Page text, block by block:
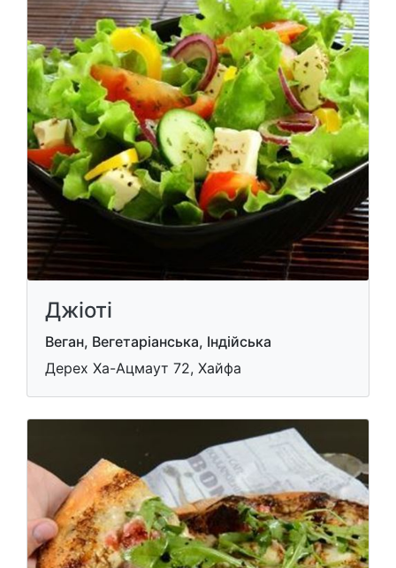
Джіоті
Веган, Вегетаріанська, Індійська
Дерех Ха-Ацмаут 72, Хайфа